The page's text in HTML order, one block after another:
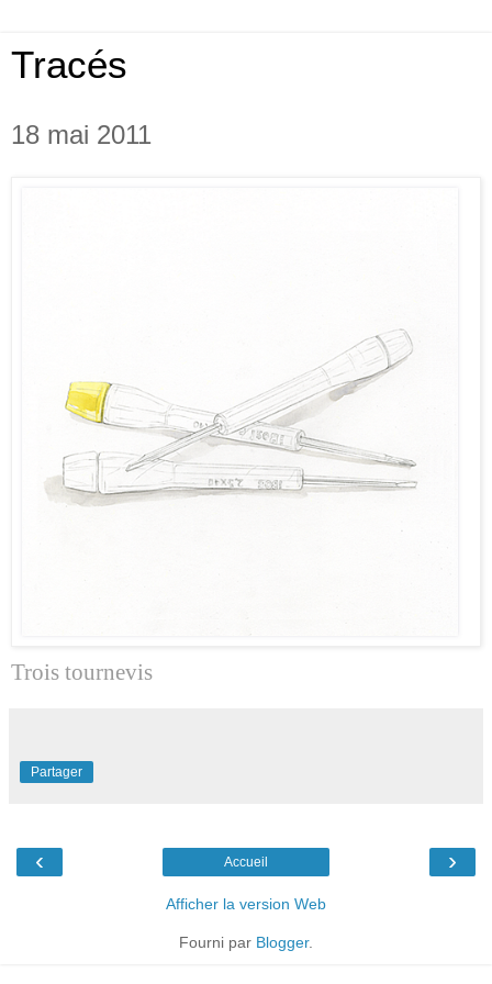
Tracés
18 mai 2011
Trois tournevis
Partager
‹ ›
Accueil
Afficher la version Web
Fourni par Blogger.